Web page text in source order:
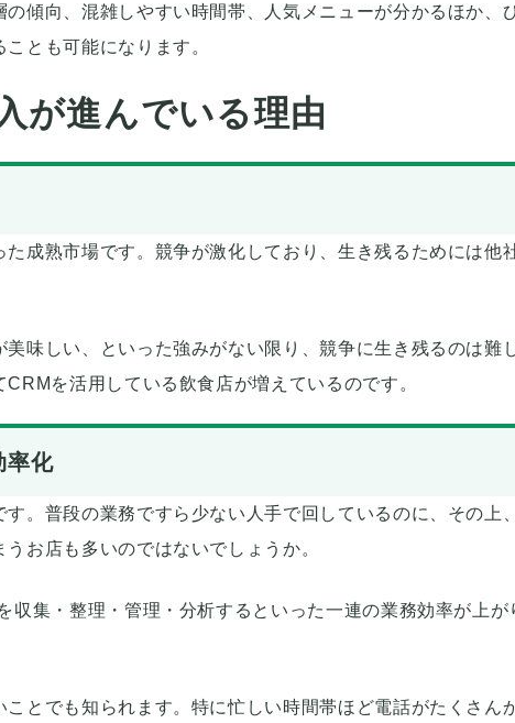
傾向、混雑しやすい時間帯、人気メニューが分かるほか、
とも可能になります。
が進んでいる理由
成熟市場です。競争が激化しており、生き残るためには他
味しい、といった強みがない限り、競争に生き残るのは難
を活用している飲食店が増えているのです。
率化
。普段の業務ですら少ない人手で回しているのに、その上
お店も多いのではないでしょうか。
収集・整理・管理・分析するといった一連の業務効率が上が
とでも知られます。特に忙しい時間帯ほど電話がたくさん